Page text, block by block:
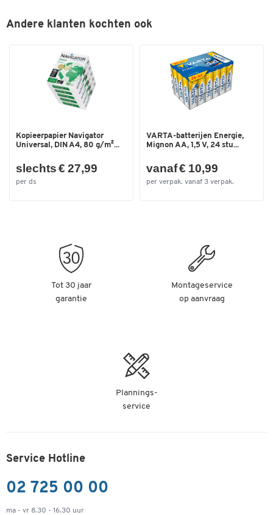
Gewicht: ca. 26,5 kg.
WorkFit kits voor de montage van monitoren en laptops
optioneel verkrijgbaar.
Andere klanten kochten ook
Kopieerpapier Navigator
Universal, DIN A4, 80 g/m²...
slechts € 27,99
per ds
VARTA-batterijen Energie,
Mignon AA, 1,5 V, 24 stu...
vanaf € 10,99
per verpak. vanaf 3 verpak.
Tot 30 jaar
garantie
Montageservice
op aanvraag
Plannings-
service
Service Hotline
02 725 00 00
ma - vr 8.30 - 16.30 uur